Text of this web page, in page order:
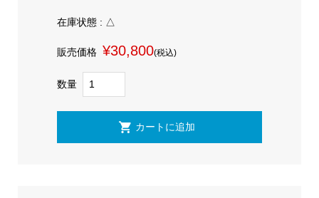
在庫状態 : △
販売価格 ¥30,800(税込)
数量